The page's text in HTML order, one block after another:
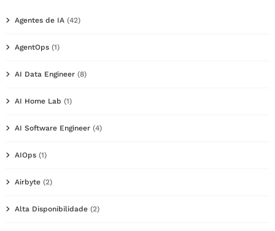
Agentes de IA (42)
AgentOps (1)
AI Data Engineer (8)
AI Home Lab (1)
AI Software Engineer (4)
AIOps (1)
Airbyte (2)
Alta Disponibilidade (2)